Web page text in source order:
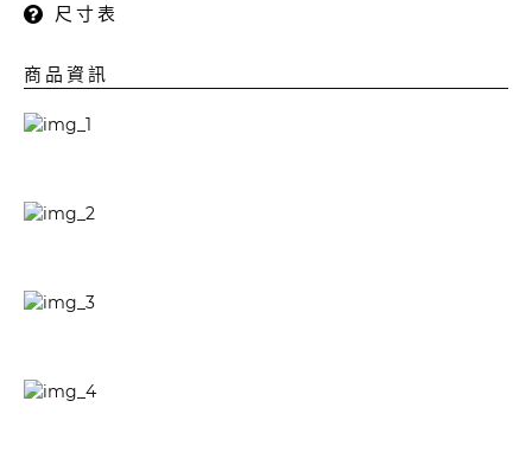
尺寸表
商品資訊